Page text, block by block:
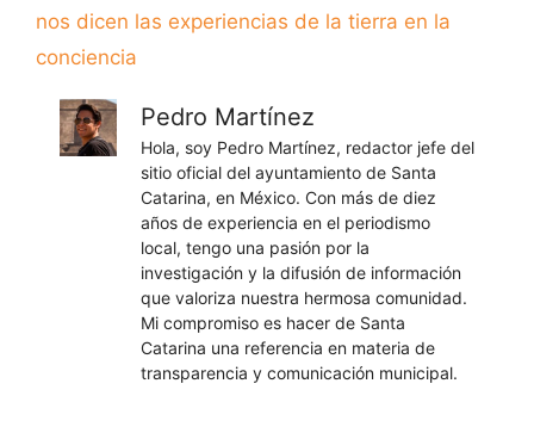
nos dicen las experiencias de la tierra en la
conciencia
Pedro Martínez
Hola, soy Pedro Martínez, redactor jefe del
sitio oficial del ayuntamiento de Santa
Catarina, en México. Con más de diez
años de experiencia en el periodismo
local, tengo una pasión por la
investigación y la difusión de información
que valoriza nuestra hermosa comunidad.
Mi compromiso es hacer de Santa
Catarina una referencia en materia de
transparencia y comunicación municipal.